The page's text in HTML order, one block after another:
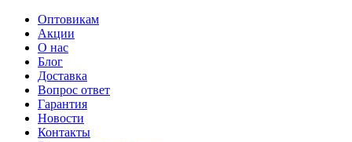
Оптовикам
Акции
О нас
Блог
Доставка
Вопрос ответ
Гарантия
Новости
Контакты